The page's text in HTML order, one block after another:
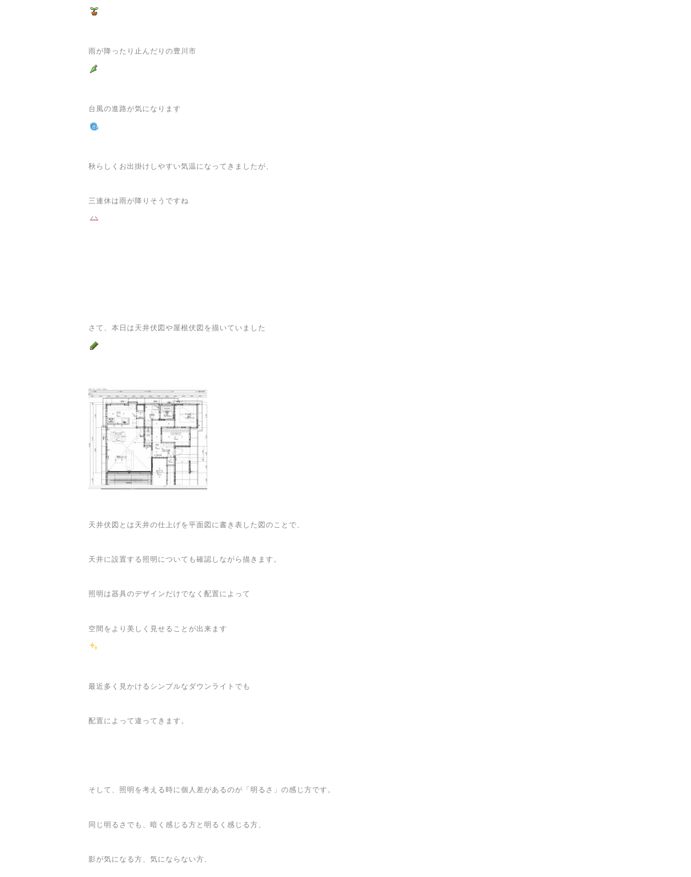
雨が降ったり止んだりの豊川市
台風の進路が気になります
秋らしくお出掛けしやすい気温になってきましたが、
三連休は雨が降りそうですね
さて、本日は天井伏図や屋根伏図を描いていました
天井伏図とは天井の仕上げを平面図に書き表した図のことで、
天井に設置する照明についても確認しながら描きます。
照明は器具のデザインだけでなく配置によって
空間をより美しく見せることが出来ます
最近多く見かけるシンプルなダウンライトでも
配置によって違ってきます。
そして、照明を考える時に個人差があるのが「明るさ」の感じ方です。
同じ明るさでも、暗く感じる方と明るく感じる方、
影が気になる方、気にならない方、